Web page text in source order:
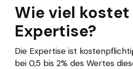
Wie viel kostet
Expertise?
Die Expertise ist
bei 0,5 bis 2% des Wertes